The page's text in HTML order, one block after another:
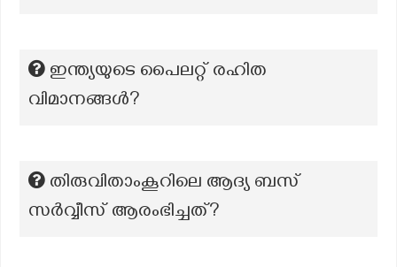
ഇന്ത്യയുടെ പൈലറ്റ് രഹിത
വിമാനങ്ങൾ?
തിരുവിതാംകൂറിലെ ആദ്യ ബസ്
സർവ്വീസ് ആരംഭിച്ചത്?